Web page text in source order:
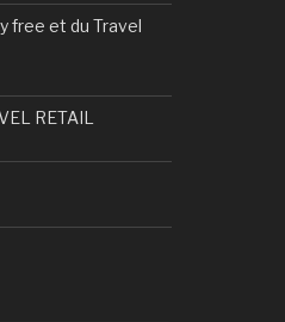
free et du Travel
RETAIL